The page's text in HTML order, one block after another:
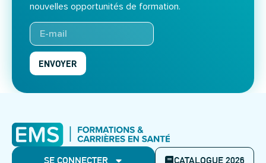
nouvelles opportunités de formation.
ENVOYER
SE CONNECTER CATALOGUE 2026